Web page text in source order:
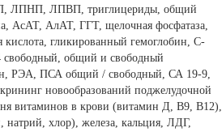
ЛПНП, ЛПВП, триглицериды, общий
АсАТ, АлАТ, ГГТ, щелочная фосфатаза,
гликированный гемоглобин, С-
свободный, общий и свободный
РЭА, ПСА общий / свободный, СА 19-9,
новообразований поджелудочной
витаминов в крови (витамин Д, В9, В12),
натрий, хлор), железа, кальция, ЛДГ,